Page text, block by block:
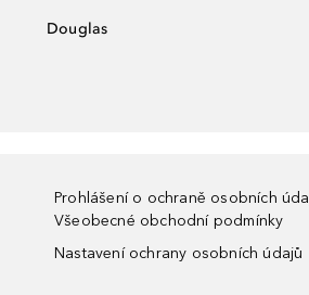
Douglas
Prohlášení o ochraně osobních
Všeobecné obchodní podmínky
Nastavení ochrany osobních údajů